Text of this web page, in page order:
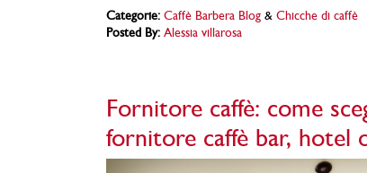
Categorie: Caffè Barbera Blog& Chicche di caffè
Posted By: Alessia villarosa
Fornitore caffè: come
fornitore caffè bar, hotel